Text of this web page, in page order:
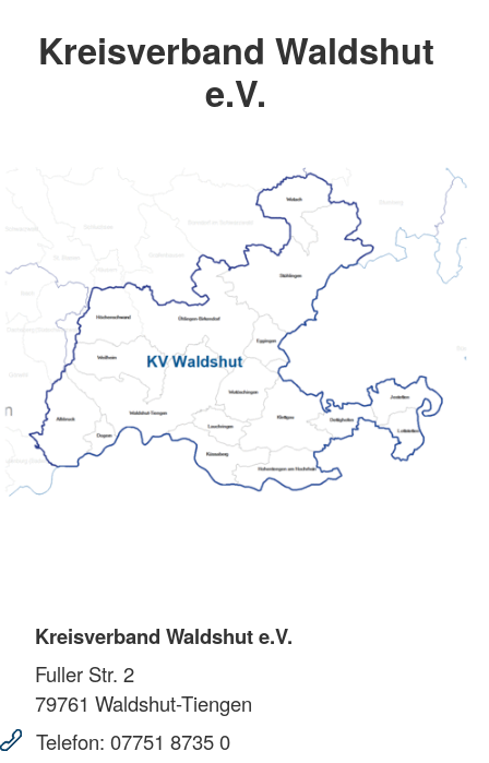
Kreisverband Waldshut
e.V.
Kreisverband Waldshut e.V.
Fuller Str. 2
79761 Waldshut-Tiengen
Telefon: 07751 8735 0